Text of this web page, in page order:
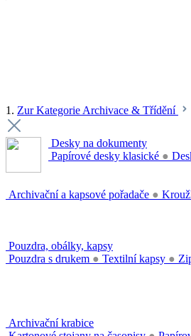
1. Zur Kategorie Archivace & Třídění
Desky na dokumenty
Papírové desky klasické ●
Archivační a kapsové pořadače ●
Pouzdra, obálky, kapsy
Pouzdra s drukem ● Textilní kapsy ●
Archivační krabice